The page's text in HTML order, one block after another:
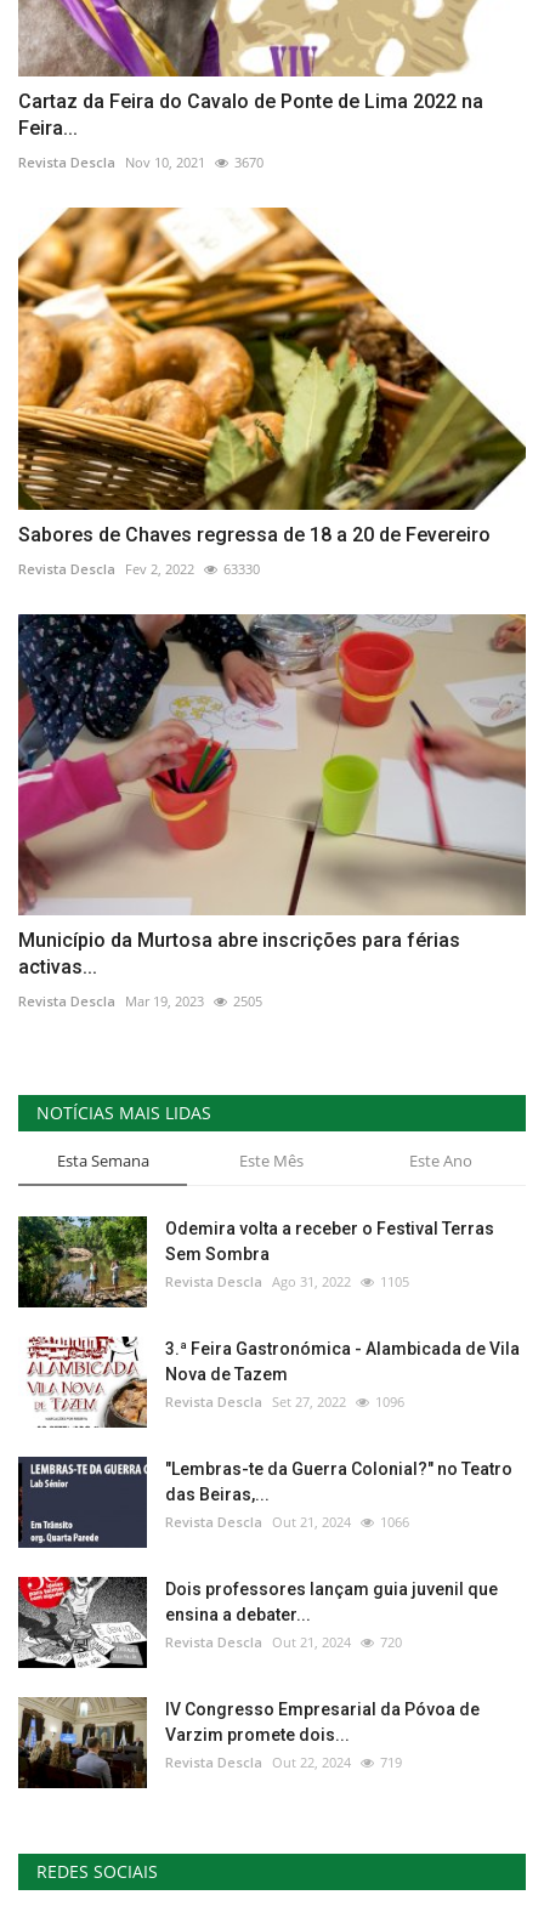
Cartaz da Feira do Cavalo de Ponte de Lima 2022 na
Feira...
Revista Descla Nov 10, 2021 3670
Sabores de Chaves regressa de 18 a 20 de Fevereiro
Revista Descla Fev 2, 2022 63330
Município da Murtosa abre inscrições para férias
activas...
Revista Descla Mar 19, 2023 2505
NOTÍCIAS MAIS LIDAS
Esta Semana Este Mês Este Ano
Odemira volta a receber o Festival Terras
Sem Sombra
Revista Descla Ago 31, 2022 1105
3.ª Feira Gastronómica - Alambicada de Vila
Nova de Tazem
Revista Descla Set 27, 2022 1096
"Lembras-te da Guerra Colonial?" no Teatro
das Beiras,...
Revista Descla Out 21, 2024 1066
Dois professores lançam guia juvenil que
ensina a debater...
Revista Descla Out 21, 2024 720
IV Congresso Empresarial da Póvoa de
Varzim promete dois...
Revista Descla Out 22, 2024 719
REDES SOCIAIS